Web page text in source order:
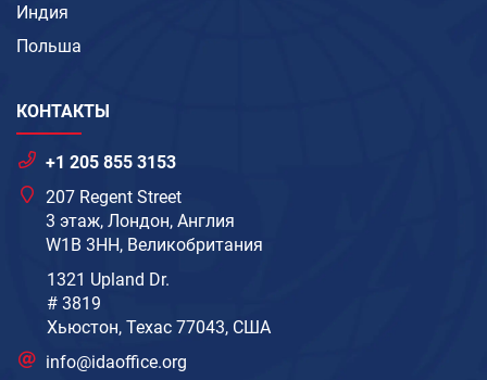
Индия
Польша
КОНТАКТЫ
+1 205 855 3153
207 Regent Street
3 этаж, Лондон, Англия
W1B 3HH, Великобритания
1321 Upland Dr.
# 3819
Хьюстон, Техас 77043, США
info@idaoffice.org